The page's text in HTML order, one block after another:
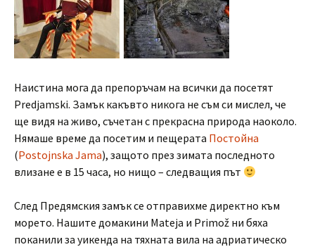
Наистина мога да препоръчам на всички да посетят
Predjamski. Замък какъвто никога не съм си мислел, че
ще видя на живо, съчетан с прекрасна природа наоколо.
Нямаше време да посетим и пещерата Постойна
(Postojnska Jama), защото през зимата последното
влизане е в 15 часа, но нищо – следващия път
След Предямския замък се отправихме директно към
морето. Нашите домакини Mateja и Primož ни бяха
поканили за уикенда на тяхната вила на адриатическо